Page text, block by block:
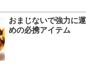
おまじないで強力に
めの必携アイテム